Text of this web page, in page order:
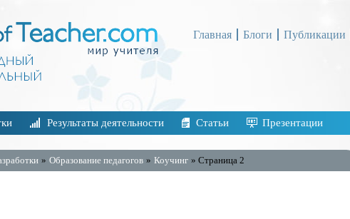
Главная Блоги Публикации
Результаты деятельности Статьи Презентации
» Образование педагогов » Коучинг » Страница 2